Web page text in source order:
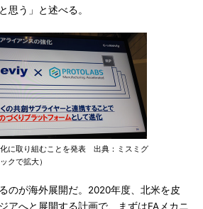
思う」と述べる。
に取り組むことを発表 出典：ミスミグ
クで拡大）
のが海外展開だ。2020年度、北米を皮
アへと展開する計画で、まずはFAメカニ